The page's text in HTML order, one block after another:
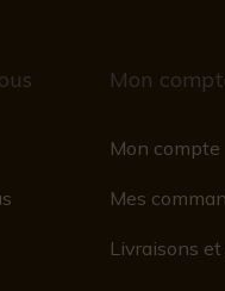
Mon
Mon compte
Mes
Livraisons et